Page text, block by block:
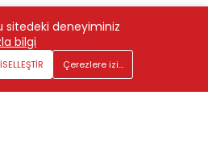
Politikası
sitedeki deneyiminiz
bilgi
Çerezlere izin ver